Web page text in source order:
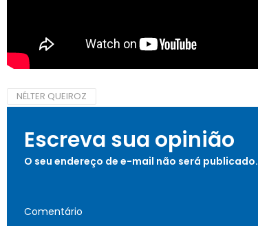
NÉLTER QUEIROZ
Escreva sua opinião
O seu endereço de e-mail não será publicado.
Comentário